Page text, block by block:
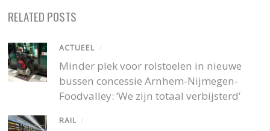
RELATED POSTS
ACTUEEL /
Minder plek voor rolstoelen in nieuwe
bussen concessie Arnhem-Nijmegen-
Foodvalley: ‘We zijn totaal verbijsterd’
RAIL /